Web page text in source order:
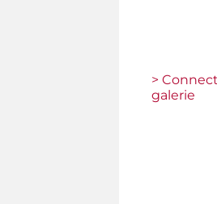
>
galerie